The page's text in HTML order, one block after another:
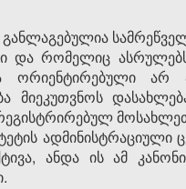
და რომელიც
ორიენტირებული არ
მიეკუთვნოს
ადმინისტრაციული
ანდა ის ამ